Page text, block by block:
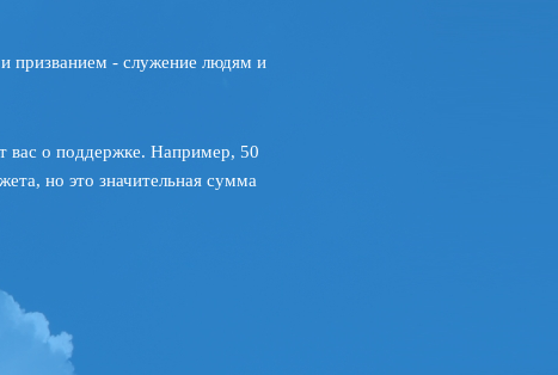
призванием - служение людям и
вас о поддержке. Например, 50
но это значительная сумма